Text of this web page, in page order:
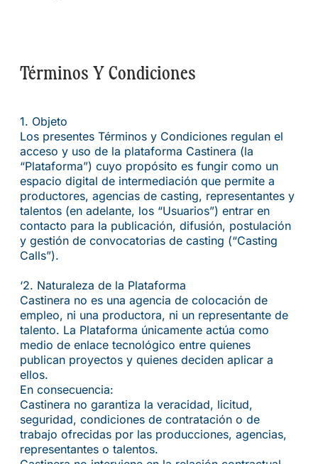
Términos Y Condiciones
1.⁠ ⁠Objeto
Los presentes Términos y Condiciones regulan el
acceso y uso de la plataforma Castinera (la
“Plataforma”) cuyo propósito es fungir como un
espacio digital de intermediación que permite a
productores, agencias de casting, representantes y
talentos (en adelante, los “Usuarios”) entrar en
contacto para la publicación, difusión, postulación
y gestión de convocatorias de casting (“Casting
Calls”).
‘2.⁠ ⁠Naturaleza de la Plataforma
Castinera no es una agencia de colocación de
empleo, ni una productora, ni un representante de
talento. La Plataforma únicamente actúa como
medio de enlace tecnológico entre quienes
publican proyectos y quienes deciden aplicar a
ellos.
En consecuencia:
Castinera no garantiza la veracidad, licitud,
seguridad, condiciones de contratación o de
trabajo ofrecidas por las producciones, agencias,
representantes o talentos.